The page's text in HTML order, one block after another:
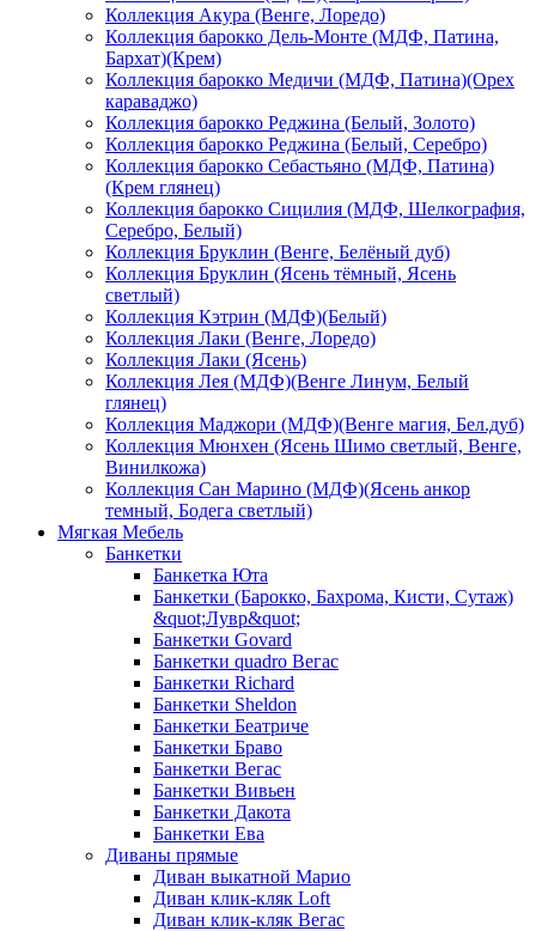
Коллекция Акура (Венге, Лоредо)
Коллекция барокко Дель-Монте (МДФ, Патина,
Бархат)(Крем)
Коллекция барокко Медичи (МДФ, Патина)(Орех
караваджо)
Коллекция барокко Реджина (Белый, Золото)
Коллекция барокко Реджина (Белый, Серебро)
Коллекция барокко Себастьяно (МДФ, Патина)
(Крем глянец)
Коллекция барокко Сицилия (МДФ, Шелкография,
Серебро, Белый)
Коллекция Бруклин (Венге, Белёный дуб)
Коллекция Бруклин (Ясень тёмный, Ясень
светлый)
Коллекция Кэтрин (МДФ)(Белый)
Коллекция Лаки (Венге, Лоредо)
Коллекция Лаки (Ясень)
Коллекция Лея (МДФ)(Венге Линум, Белый
глянец)
Коллекция Маджори (МДФ)(Венге магия, Бел.дуб)
Коллекция Мюнхен (Ясень Шимо светлый, Венге,
Винилкожа)
Коллекция Сан Марино (МДФ)(Ясень анкор
темный, Бодега светлый)
Мягкая Мебель
Банкетки
Банкетка Юта
Банкетки (Барокко, Бахрома, Кисти, Сутаж)
&quot;Лувр&quot;
Банкетки Govard
Банкетки quadro Вегас
Банкетки Richard
Банкетки Sheldon
Банкетки Беатриче
Банкетки Браво
Банкетки Вегас
Банкетки Вивьен
Банкетки Дакота
Банкетки Ева
Диваны прямые
Диван выкатной Марио
Диван клик-кляк Loft
Диван клик-кляк Вегас